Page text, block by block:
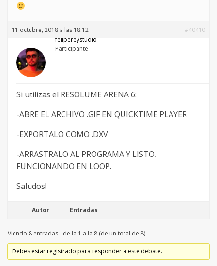
11 octubre, 2018 a las 18:12
#40410
felipereystudio
Participante
Si utilizas el RESOLUME ARENA 6:
-ABRE EL ARCHIVO .GIF EN QUICKTIME PLAYER
-EXPORTALO COMO .DXV
-ARRASTRALO AL PROGRAMA Y LISTO,
FUNCIONANDO EN LOOP.
Saludos!
Autor Entradas
Viendo 8 entradas - de la 1 a la 8 (de un total de 8)
Debes estar registrado para responder a este debate.